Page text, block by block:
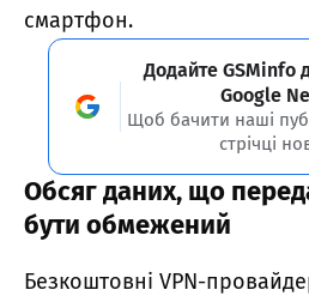
смартфон.
Додайте GSMinfo
Google
Щоб бачити наші
стрічці
Обсяг даних, що
бути обмежений
Безкоштовні VPN-